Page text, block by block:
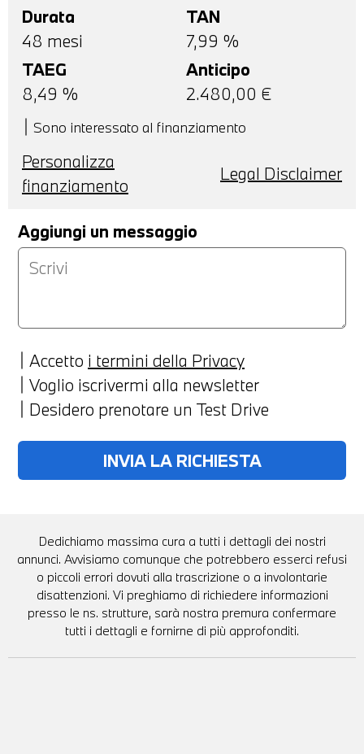
Durata
48 mesi
TAN
7,99 %
TAEG
8,49 %
Anticipo
2.480,00 €
Sono interessato al finanziamento
Personalizza
finanziamento
Legal Disclaimer
Aggiungi un messaggio
Accetto i termini della Privacy
Voglio iscrivermi alla newsletter
Desidero prenotare un Test Drive
Dedichiamo massima cura a tutti i dettagli dei nostri
annunci. Avvisiamo comunque che potrebbero esserci refusi
o piccoli errori dovuti alla trascrizione o a involontarie
disattenzioni. Vi preghiamo di richiedere informazioni
presso le ns. strutture, sarà nostra premura confermare
tutti i dettagli e fornirne di più approfonditi.